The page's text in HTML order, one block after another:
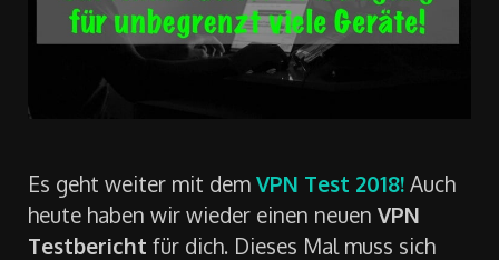
Es geht weiter mit dem VPN Test 2018! Auch
heute haben wir wieder einen neuen VPN
Testbericht für dich. Dieses Mal muss sich